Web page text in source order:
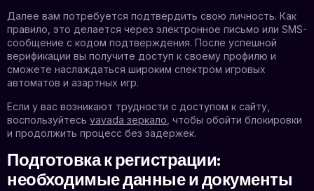
Далее вам потребуется подтвердить свою личность. Как
правило, это делается через электронное письмо или SMS-
сообщение с кодом подтверждения. После успешной
верификации вы получите доступ к своему профилю и
сможете наслаждаться широким спектром игровых
автоматов и азартных игр.
Если у вас возникают трудности с доступом к сайту,
воспользуйтесь vavada зеркало , чтобы обойти блокировки
и продолжить процесс без задержек.
Подготовка к регистрации:
необходимые данные и документы